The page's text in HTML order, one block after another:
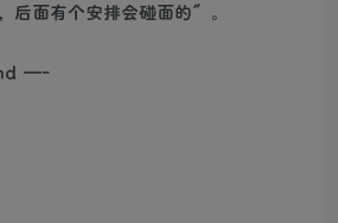
后面有个安排会碰面的”。
—-